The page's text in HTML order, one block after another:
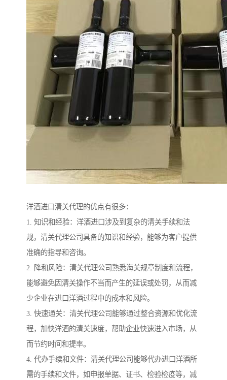
洋酒进口清关代理的优点有很多：
1. 知识和经验：洋酒进口涉及到复杂的清关手续和法
规，清关代理公司具备的知识和经验，能够为客户提供
准确的指导和咨询。
2. 降和风险：清关代理公司熟悉海关规章制度和流程，
能够避免因清关操作不当而产生的延误或处罚，从而减
少企业在进口洋酒过程中的成本和风险。
3. 快速通关：清关代理公司能够通过整合资源和优化流
程，加快洋酒的清关速度，帮助企业快速进入市场，从
而节约时间和提率。
4. 代办手续和文件：清关代理公司能够代办进口洋酒所
需的手续和文件，如申报单据、证书、检验检疫等，减